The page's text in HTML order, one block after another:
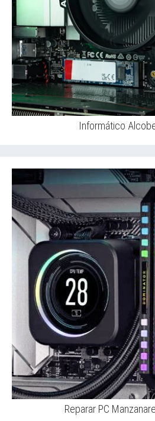
Informático
Reparar PC